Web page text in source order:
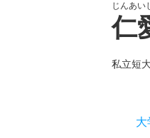
じんあい
仁
私立短
大